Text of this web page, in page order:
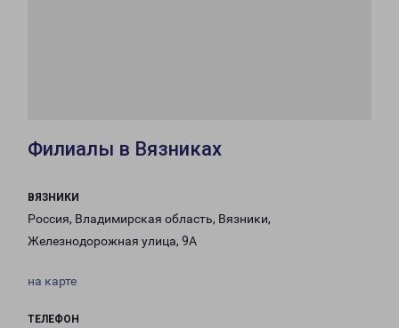
Филиалы в Вязниках
ВЯЗНИКИ
Россия, Владимирская область, Вязники,
Железнодорожная улица, 9А
на карте
ТЕЛЕФОН